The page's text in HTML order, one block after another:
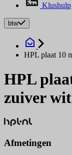
Klushulp
btw
HPL plaat 10
HPL
zuiver
Afmetingen